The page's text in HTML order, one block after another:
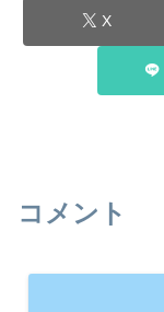
X
コメント